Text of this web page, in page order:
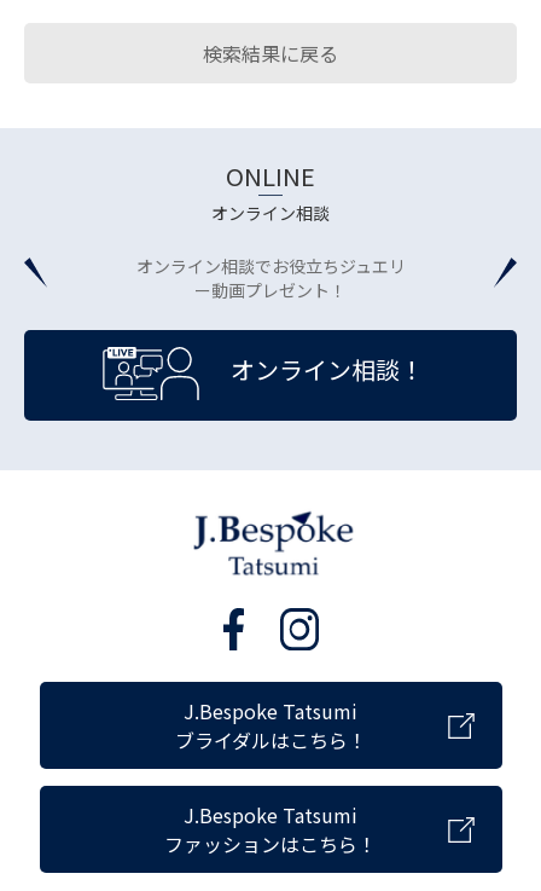
検索結果に戻る
ONLINE
オンライン相談
オンライン相談でお役立ちジュエリ
ー動画プレゼント！
オンライン相談！
J.Bespoke Tatsumi
ブライダルはこちら！
J.Bespoke Tatsumi
ファッションはこちら！